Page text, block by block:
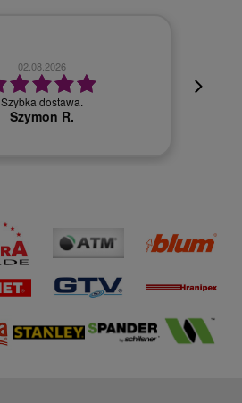
02.08.2026
Szybka dostawa.
Szymon R.